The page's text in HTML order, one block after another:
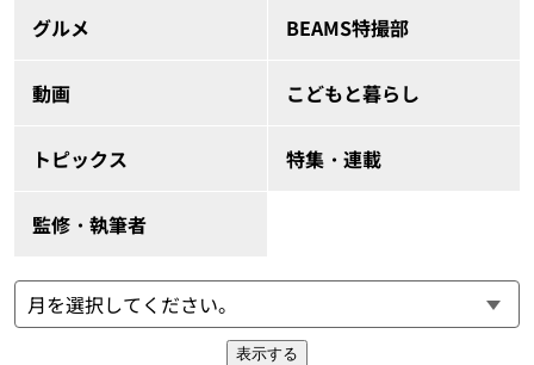
グルメ BEAMS特撮部
動画 こどもと暮らし
トピックス 特集・連載
監修・執筆者
表示する